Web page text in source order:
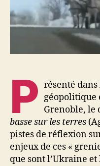
P résenté
géopolitique
Grenoble,
basse sur les terres
pistes de réflexion
enjeux de ces «
que sont l’Ukraine